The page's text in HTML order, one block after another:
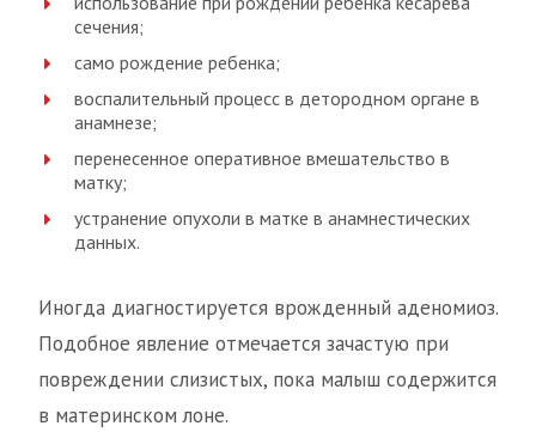
сечения;
само рождение ребенка;
воспалительный процесс в детородном органе в
анамнезе;
перенесенное оперативное вмешательство в
матку;
устранение опухоли в матке в анамнестических
данных.
Иногда диагностируется врожденный аденомиоз.
Подобное явление отмечается зачастую при
повреждении слизистых, пока малыш содержится
в материнском лоне.